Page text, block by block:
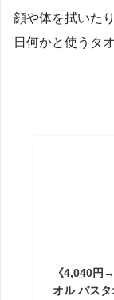
顔や体を拭いた
日何かと使うタ
《4,040円
オル バス